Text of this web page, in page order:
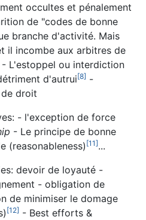
occultes et pénalement
de "codes de bonne
branche d'activité. Mais
il incombe aux arbitres de
L'estoppel ou interdiction
d'autrui[8] -
droit
- l'exception de force
- Le principe de bonne
(reasonableness) [11]...
devoir de loyauté -
- obligation de
de minimiser le domage
[12] - Best efforts &